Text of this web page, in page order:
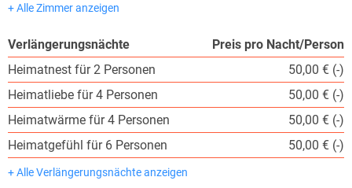
+ Alle Zimmer anzeigen
Verlängerungsnächte
Preis pro Nacht/Person
Heimatnest für 2 Personen
50,00 € (-)
Heimatliebe für 4 Personen
50,00 € (-)
Heimatwärme für 4 Personen
50,00 € (-)
Heimatgefühl für 6 Personen
50,00 € (-)
+ Alle Verlängerungsnächte anzeigen